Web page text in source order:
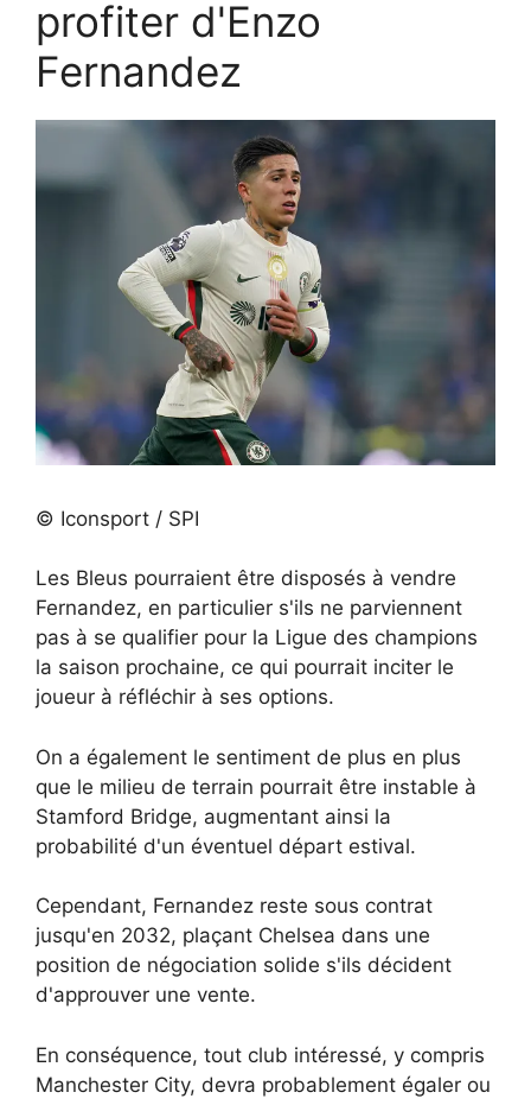
profiter d'Enzo
Fernandez
© Iconsport / SPI
Les Bleus pourraient être disposés à vendre
Fernandez, en particulier s'ils ne parviennent
pas à se qualifier pour la Ligue des champions
la saison prochaine, ce qui pourrait inciter le
joueur à réfléchir à ses options.
On a également le sentiment de plus en plus
que le milieu de terrain pourrait être instable à
Stamford Bridge, augmentant ainsi la
probabilité d'un éventuel départ estival.
Cependant, Fernandez reste sous contrat
jusqu'en 2032, plaçant Chelsea dans une
position de négociation solide s'ils décident
d'approuver une vente.
En conséquence, tout club intéressé, y compris
Manchester City, devra probablement égaler ou